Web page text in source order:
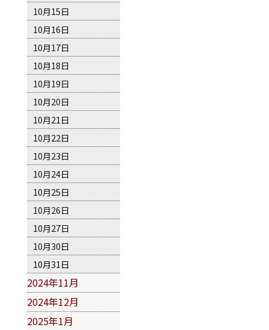
10月15日
10月16日
10月17日
10月18日
10月19日
10月20日
10月21日
10月22日
10月23日
10月24日
10月25日
10月26日
10月27日
10月30日
10月31日
2024年11月
2024年12月
2025年1月